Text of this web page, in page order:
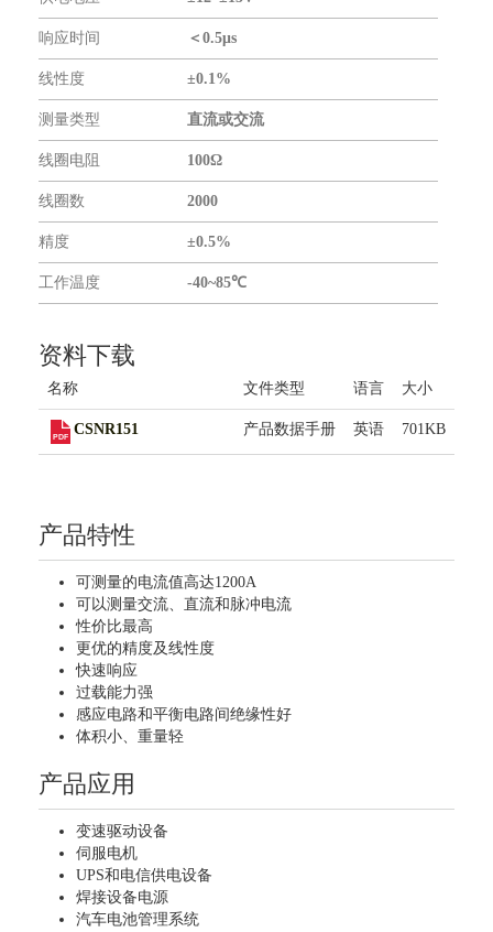
传感器仪表
无线通信模块
GNSS模块
GPS模块
关于我们
合作伙伴
响应时间 ＜0.5μs
线性度 ±0.1%
测量类型 直流或交流
线圈电阻 100Ω
线圈数 2000
精度 ±0.5%
工作温度 -40~85℃
资料下载
名称 文件类型 语言 大小
CSNR151 产品数据手册 英语 701KB
产品特性
可测量的电流值高达1200A
可以测量交流、直流和脉冲电流
性价比最高
更优的精度及线性度
快速响应
过载能力强
感应电路和平衡电路间绝缘性好
体积小、重量轻
产品应用
变速驱动设备
伺服电机
UPS和电信供电设备
焊接设备电源
汽车电池管理系统